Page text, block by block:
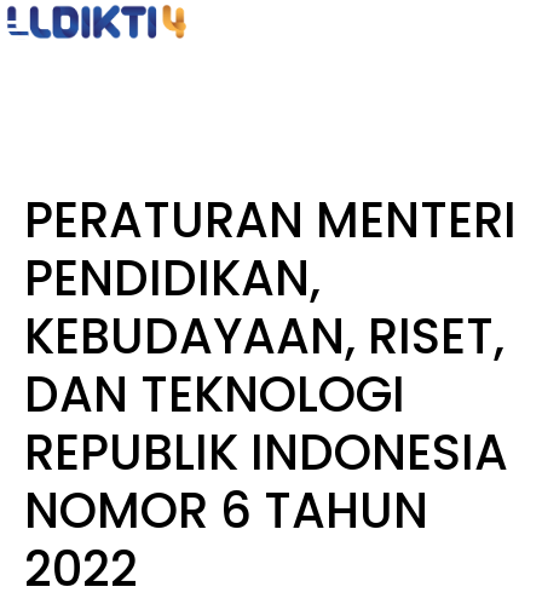
PERATURAN MENTERI
PENDIDIKAN,
KEBUDAYAAN, RISET,
DAN TEKNOLOGI
REPUBLIK INDONESIA
NOMOR 6 TAHUN
2022